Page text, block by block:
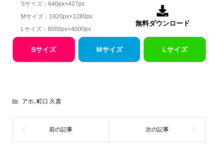
Sサイズ：640px×427px
Mサイズ：1920px×1280px
Lサイズ：6000px×4000px

無料ダウンロード
Sサイズ Mサイズ Lサイズ
アホ, 町口 久貴